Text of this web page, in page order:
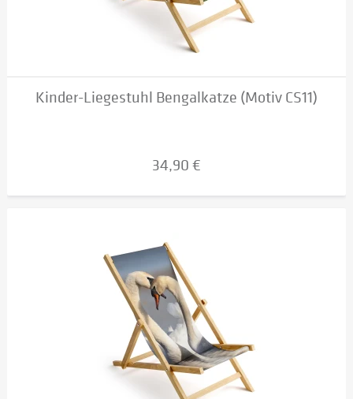
Kinder-Liegestuhl Bengalkatze (Motiv CS11)
34,90 €